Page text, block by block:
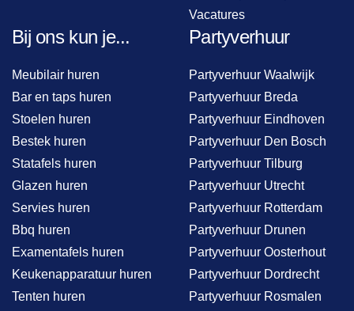
Vacatures
Bij ons kun je...
Meubilair huren
Bar en taps huren
Stoelen huren
Bestek huren
Statafels huren
Glazen huren
Servies huren
Bbq huren
Examentafels huren
Keukenapparatuur huren
Tenten huren
Partyverhuur
Partyverhuur Waalwijk
Partyverhuur Breda
Partyverhuur Eindhoven
Partyverhuur Den Bosch
Partyverhuur Tilburg
Partyverhuur Utrecht
Partyverhuur Rotterdam
Partyverhuur Drunen
Partyverhuur Oosterhout
Partyverhuur Dordrecht
Partyverhuur Rosmalen